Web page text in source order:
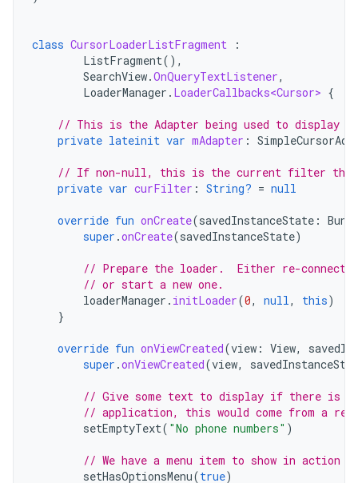
class CursorLoaderListFragment
:
ListFragment(),
SearchView.OnQueryTextListener,
LoaderManager . LoaderCallbacks<Cursor> {
// This is the Adapter being used to display
private lateinit var mAdapter :
// If non-null, this is the current filter the
private var curFilter : String? = null
override fun onCreate(savedInstanceState :
super .onCreate(savedInstanceState)
// Prepare the loader.  Either re-connect
// or start a new one.
loaderManager . initLoader(0, null, this)
}
override fun onViewCreated(view : View,
super .onViewCreated(view,
// Give some text to display if there is
// application, this would come from a
setEmptyText( "No phone numbers" )
// We have a menu item to show in action
setHasOptionsMenu(true)